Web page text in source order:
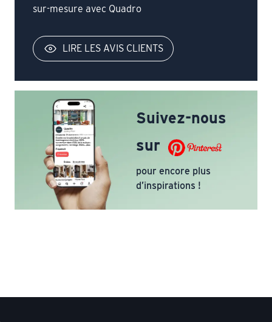
sur-mesure avec Quadro
LIRE LES AVIS CLIENTS
Suivez-nous
sur
pour encore plus
d’inspirations !